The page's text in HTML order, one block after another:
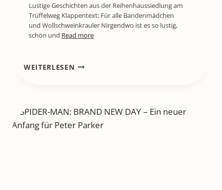
Lustige Geschichten aus der Reihenhaussiedlung am
Trüffelweg Klappentext: Für alle Bandenmädchen
und Wollschweinkrauler Nirgendwo ist es so lustig,
schön und Read more
WEITERLESEN[KINO]
DINOSAURIER
–